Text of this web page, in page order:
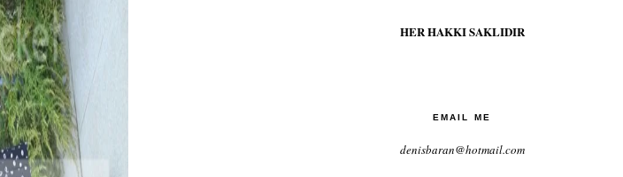
HER HAKKI SAKLIDIR
EMAIL ME
denisbaran@hotmail.com